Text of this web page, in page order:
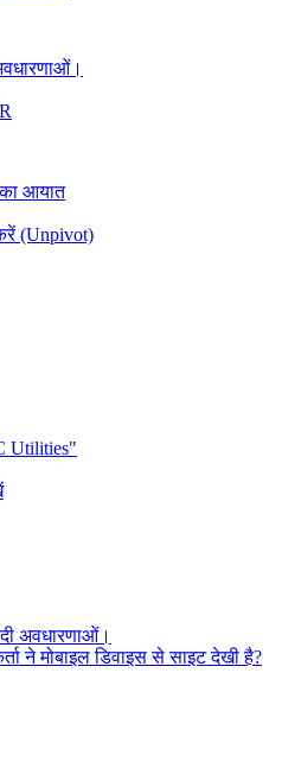
का आयात
(Unpivot)
Utilities"
अवधारणाओं।
ने मोबाइल डिवाइस से साइट देखी है?